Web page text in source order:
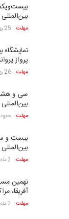
مهلت 25 روز دیگر
نمایشگاه
پرواز
مهلت 26 روز دیگر
سی و
مهلت
بیست و
مهلت 2 ماه دیگر
نهمین
آفریقا،
مهلت 2 ماه دیگر